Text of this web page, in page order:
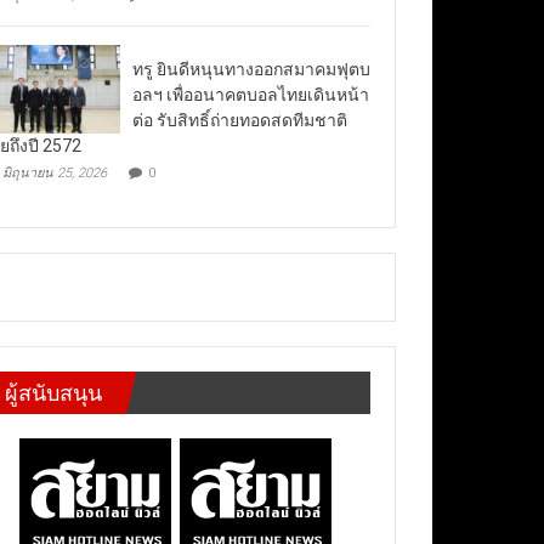
ทรู ยินดีหนุนทางออกสมาคมฟุตบ
อลฯ เพื่ออนาคตบอลไทยเดินหน้า
ต่อ รับสิทธิ์ถ่ายทอดสดทีมชาติ
ถึงปี 2572
มิถุนายน 25, 2026 0
ผู้สนับสนุน